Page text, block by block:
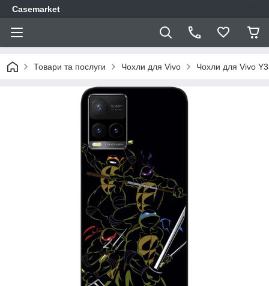
Casemarket
Товари та послуги Чохли для Vivo Чохли для Vivo